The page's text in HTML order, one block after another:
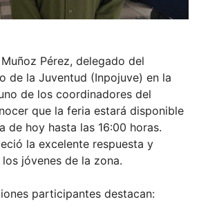
Pérez, delegado del
de la Juventud (Inpojuve) en la
de los coordinadores del
que la feria estará disponible
de hoy hasta las 16:00 horas.
la excelente respuesta y
jóvenes de la zona.
participantes destacan: